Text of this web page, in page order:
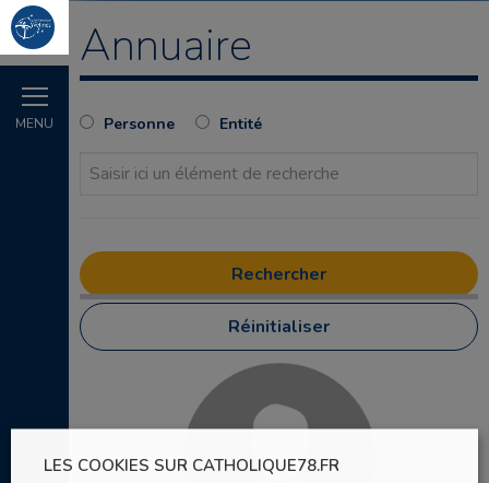
MENU
Annuaire
Personne Entité
Réinitialiser
LES COOKIES SUR CATHOLIQUE78.FR